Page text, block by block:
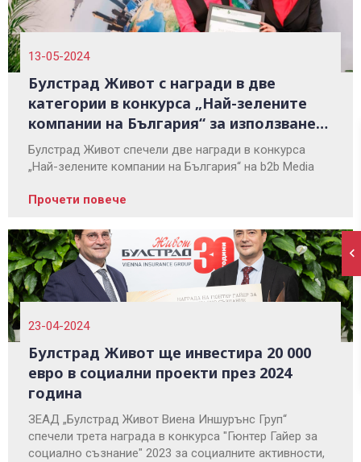
13-05-2024
Булстрад Живот с награди в две
категории в конкурса „Най-зелените
компании на България“ за използване
на "зелена" електроенергия
Булстрад Живот спечели две награди в конкурса
„Най-зелените компании на България“ на b2b Media
Прочети повече
23-04-2024
Булстрад Живот ще инвестира 20 000
евро в социални проекти през 2024
година
ЗЕАД „Булстрад Живот Виена Иншурънс Груп“
спечели трета награда в конкурса "Гюнтер Гайер за
социално съзнание" 2023 за социалните активности,